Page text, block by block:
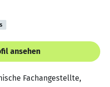
ansehen
Fachangestellte,